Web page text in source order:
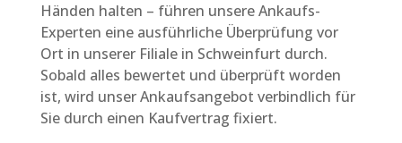
Händen halten – führen unsere Ankaufs-
Experten eine ausführliche Überprüfung vor
Ort in unserer Filiale in Schweinfurt durch.
Sobald alles bewertet und überprüft worden
ist, wird unser Ankaufsangebot verbindlich für
Sie durch einen Kaufvertrag fixiert.